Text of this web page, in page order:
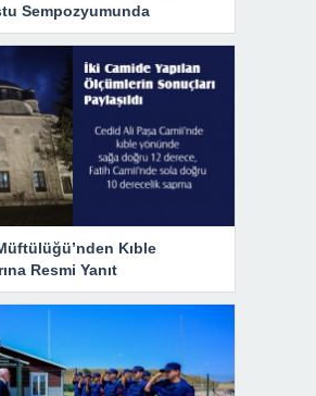
Sempozyumunda
Kıble
Resmi Yanıt